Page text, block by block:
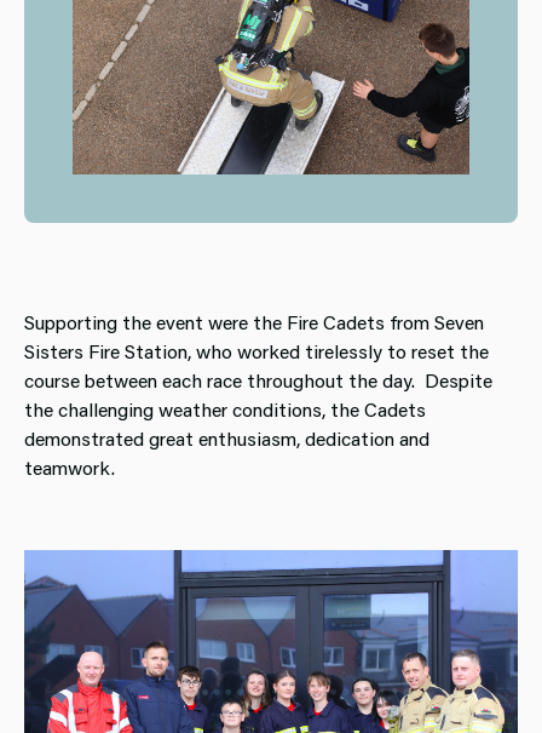
Supporting the event were the Fire Cadets from Seven
Sisters Fire Station, who worked tirelessly to reset the
course between each race throughout the day. Despite
the challenging weather conditions, the Cadets
demonstrated great enthusiasm, dedication and
teamwork.